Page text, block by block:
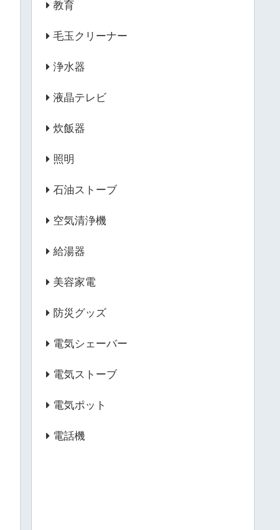
教育
毛玉クリーナー
浄水器
液晶テレビ
炊飯器
照明
石油ストーブ
空気清浄機
給湯器
美容家電
防災グッズ
電気シェーバー
電気ストーブ
電気ポット
電話機